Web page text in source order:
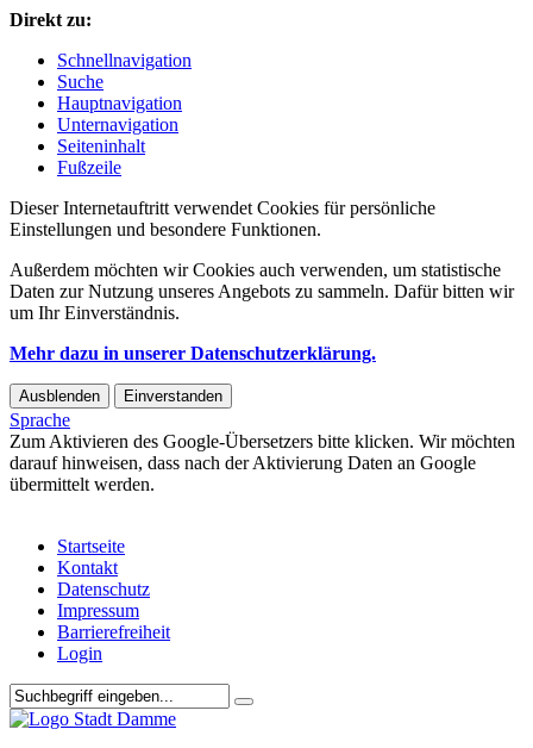
Direkt zu:
Schnellnavigation
Suche
Hauptnavigation
Unternavigation
Seiteninhalt
Fußzeile
Dieser Internetauftritt verwendet Cookies für persönliche
Einstellungen und besondere Funktionen.
Außerdem möchten wir Cookies auch verwenden, um statistische
Daten zur Nutzung unseres Angebots zu sammeln. Dafür bitten wir
um Ihr Einverständnis.
Mehr dazu in unserer Datenschutzerklärung.
Ausblenden Einverstanden
Sprache
Zum Aktivieren des Google-Übersetzers bitte klicken. Wir möchten
darauf hinweisen, dass nach der Aktivierung Daten an Google
übermittelt werden.
Startseite
Kontakt
Datenschutz
Impressum
Barrierefreiheit
Login